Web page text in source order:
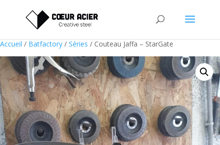
Accueil / Batfactory / Séries / Couteau Jaffa – StarGate